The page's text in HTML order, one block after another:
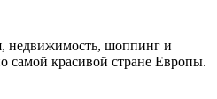
недвижимость, шоппинг и
самой красивой стране Европы.